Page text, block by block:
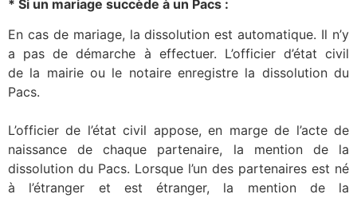
* Si un mariage succède à un Pacs :
En cas de mariage, la dissolution est automatique. Il n’y
a pas de démarche à effectuer. L’officier d’état civil
de la mairie ou le notaire enregistre la dissolution du
Pacs.
L’officier de l’état civil appose, en marge de l’acte de
naissance de chaque partenaire, la mention de la
dissolution du Pacs. Lorsque l’un des partenaires est né
à l’étranger et est étranger, la mention de la